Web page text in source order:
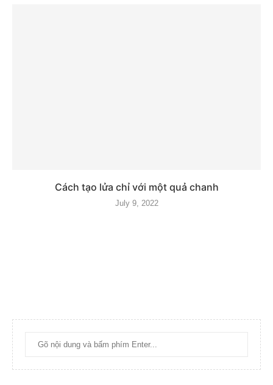
Cách tạo lửa chỉ với một quả chanh
July 9, 2022